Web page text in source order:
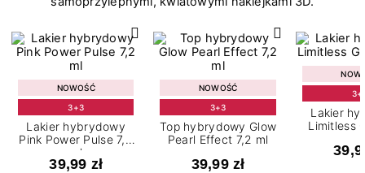
NOWOŚĆ
3+3
Lakier hybrydowy
Pink Power Pulse 7,2
ml
39,99 zł
NOWOŚĆ
3+3
Top hybrydowy Glow
Pearl Effect 7,2 ml
39,99 zł
Lakier
Limitless